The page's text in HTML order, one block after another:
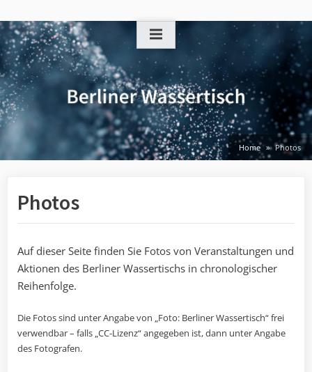
to
content
Home Photos
Photos
Auf dieser Seite finden Sie Fotos von Veranstaltungen und
Aktionen des Berliner Wassertischs in chronologischer
Reihenfolge.
Die Fotos sind unter Angabe von „Foto: Berliner Wassertisch“ frei
verwendbar – falls „CC-Lizenz“ angegeben ist, dann unter Angabe
des Fotografen.